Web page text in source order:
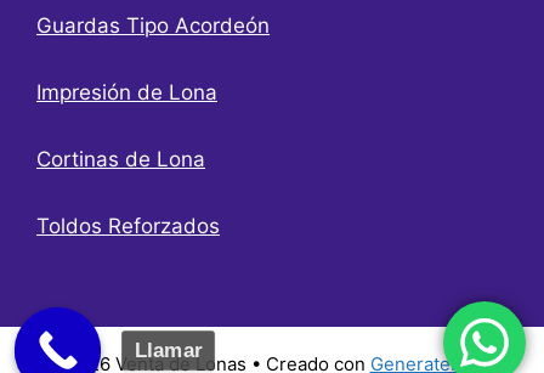
Guardas Tipo Acordeón
Impresión de Lona
Cortinas de Lona
Toldos Reforzados
© 2026 Venta de Lonas • Creado con GeneratePress
Llamar